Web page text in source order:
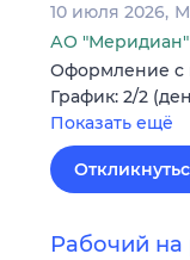
10 июля 2026
АО "Меридиан"
Оформление c
График: 2/2
Показать ещё
Рабочий